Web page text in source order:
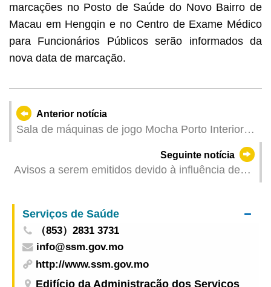
marcações no Posto de Saúde do Novo Bairro de
Macau em Hengqin e no Centro de Exame Médico
para Funcionários Públicos serão informados da
nova data de marcação.
Anterior notícia
Sala de máquinas de jogo Mocha Porto Interior
Seguinte notícia
Avisos a serem emitidos devido à influência de
Serviços de Saúde
（853）2831 3731
info@ssm.gov.mo
http://www.ssm.gov.mo
Edifício da Administração dos Serviços